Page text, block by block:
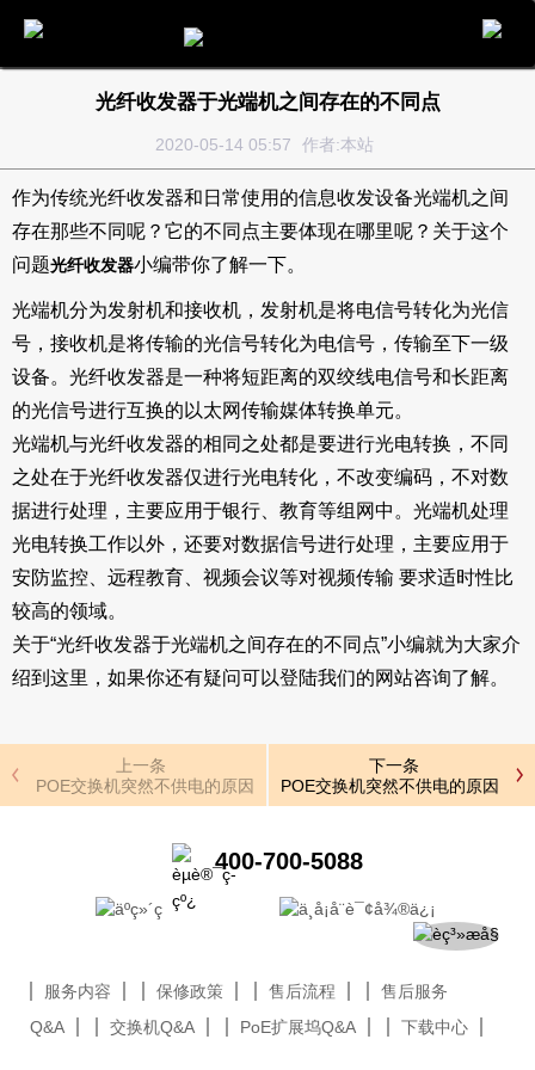
光纤收发器于光端机之间存在的不同点
2020-05-14 05:57 作者:本站
作为传统光纤收发器和日常使用的信息收发设备光端机之间
存在那些不同呢？它的不同点主要体现在哪里呢？关于这个
问题光纤收发器小编带你了解一下。
光端机分为发射机和接收机，发射机是将电信号转化为光信
号，接收机是将传输的光信号转化为电信号，传输至下一级
设备。光纤收发器是一种将短距离的双绞线电信号和长距离
的光信号进行互换的以太网传输媒体转换单元。
光端机与光纤收发器的相同之处都是要进行光电转换，不同
之处在于光纤收发器仅进行光电转化，不改变编码，不对数
据进行处理，主要应用于银行、教育等组网中。光端机处理
光电转换工作以外，还要对数据信号进行处理，主要应用于
安防监控、远程教育、视频会议等对视频传输 要求适时性比
较高的领域。
关于“光纤收发器于光端机之间存在的不同点”小编就为大家介
绍到这里，如果你还有疑问可以登陆我们的网站咨询了解。
上一条
POE交换机突然不供电的原因
下一条
POE交换机突然不供电的原因
400-700-5088
服务内容 保修政策 售后流程
售后服务
Q&A
交换机Q&A PoE扩展坞Q&A 下载中心
电话 留言